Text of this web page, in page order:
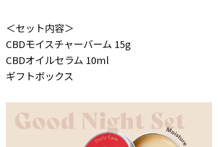
＜セット内容＞
CBDモイスチャーバーム 15g
CBDオイルセラム 10ml
ギフトボックス